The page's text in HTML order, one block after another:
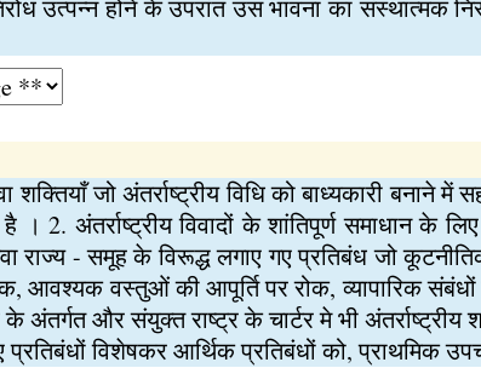
उत्पन्न होने के उपरांत उस भावना का संस्थात्मक
शक्तियाँ जो अंतर्राष्ट्रीय विधि को बाध्यकारी बनाने
है । 2. अंतर्राष्ट्रीय विवादों के शांतिपूर्ण समाधान के
राज्य - समूह के विरूद्ध लगाए गए प्रतिबंध जो
आवश्यक वस्तुओं की आपूर्ति पर रोक, व्यापारिक
और संयुक्त राष्ट्र के चार्टर मे भी अंतर्राष्ट्रीय
विशेषकर आर्थिक प्रतिबंधों को, प्राथमिक